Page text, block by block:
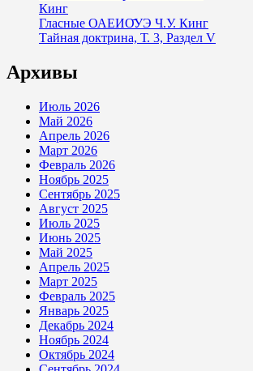
Кинг
Гласные ОАЕИО̄УЭ Ч.У. Кинг
Тайная доктрина, Т. 3, Раздел V
Архивы
Июль 2026
Май 2026
Апрель 2026
Март 2026
Февраль 2026
Ноябрь 2025
Сентябрь 2025
Август 2025
Июль 2025
Июнь 2025
Май 2025
Апрель 2025
Март 2025
Февраль 2025
Январь 2025
Декабрь 2024
Ноябрь 2024
Октябрь 2024